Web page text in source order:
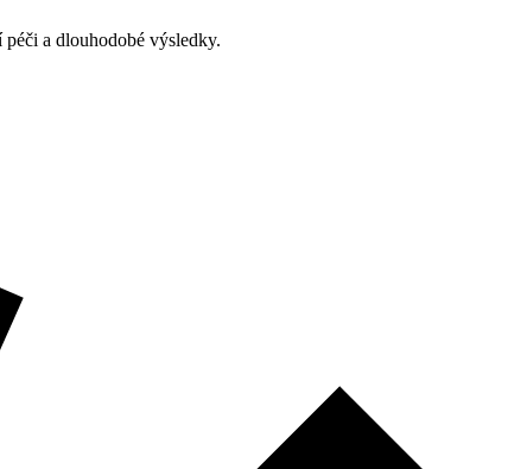
a dlouhodobé výsledky.